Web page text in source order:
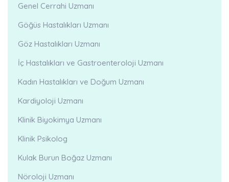
Genel Cerrahi Uzmanı
Göğüs Hastalıkları Uzmanı
Göz Hastalıkları Uzmanı
İç Hastalıkları ve Gastroenteroloji Uzmanı
Kadın Hastalıkları ve Doğum Uzmanı
Kardiyoloji Uzmanı
Klinik Biyokimya Uzmanı
Klinik Psikolog
Kulak Burun Boğaz Uzmanı
Nöroloji Uzmanı